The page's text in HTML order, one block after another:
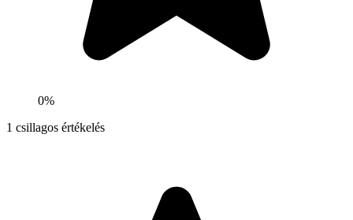
0%
1 csillagos értékelés